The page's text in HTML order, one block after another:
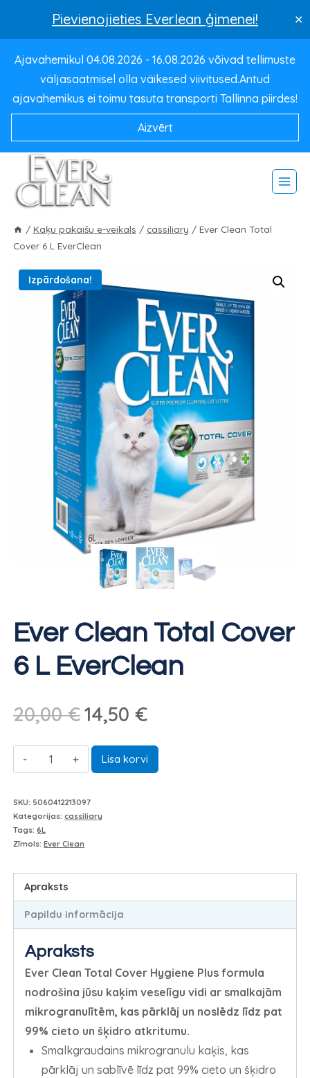
Pievienojieties Everlean ģimenei! ✕
Ajavahemikul 04.08.2026 - 16.08.2026 võivad tellimuste
väljasaatmisel olla väikesed viivitused.Antud
ajavahemikus ei toimu tasuta transporti Tallinna piirdes!
Aizvērt
/ Kaķu pakaišu e-veikals / cassiliary / Ever Clean Total
Cover 6 L EverClean
Izpārdošana!
Ever Clean Total Cover
6 L EverClean
20,00€ Sākotnējā
bija:
14,50€Pašreizējā
ir:
Ever
Clean
Cover
6
L
EverClean
daudzums
Lisa korvi
SKU: 5060412213097
Kategorijas:cassiliary
Tags:6L
Zīmols:Ever Clean
Apraksts
Papildu informācija
Apraksts
Ever Clean Total Cover Hygiene Plus formula
nodrošina jūsu kaķim veselīgu vidi ar smalkajām
mikrogranulītēm, kas pārklāj un noslēdz līdz pat
99% cieto un šķidro atkritumu.
Smalkgraudains mikrogranulu kaķis, kas
pārklāj un sablīvē līdz pat 99% cieto un šķidro